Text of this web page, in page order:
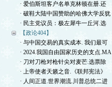
· 爱伯斯坦客户名单克林顿在册.还
· 破鞋大陆中国赞助的哈佛大学反犹
· 民主党议员：极左犀牛一丘河.选
【政论404】
· 与中国交易的真实成本. 我们最可
· 2024.我国自由国家历史的支点.MA
· 刀对刀枪对枪针尖对麦芒.选票除
· 上帝使者天籁之音.《联邦宪法》
· 人间正道.世界潮流.川普总统二进